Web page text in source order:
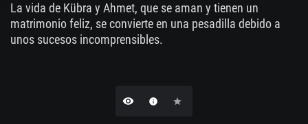
La vida de Kübra y Ahmet, que se aman y tienen un
matrimonio feliz, se convierte en una pesadilla debido a
unos sucesos incomprensibles.
remove_red_eye info star